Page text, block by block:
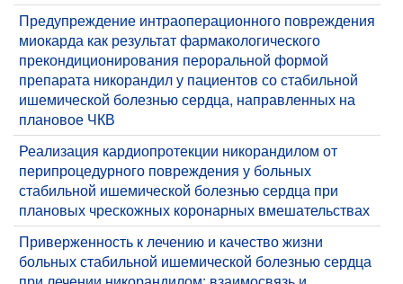
Предупреждение интраоперационного повреждения
миокарда как результат фармакологического
прекондиционирования пероральной формой
препарата никорандил у пациентов со стабильной
ишемической болезнью сердца, направленных на
плановое ЧКВ
Реализация кардиопротекции никорандилом от
перипроцедурного повреждения у больных
стабильной ишемической болезнью сердца при
плановых чрескожных коронарных вмешательствах
Приверженность к лечению и качество жизни
больных стабильной ишемической болезнью сердца